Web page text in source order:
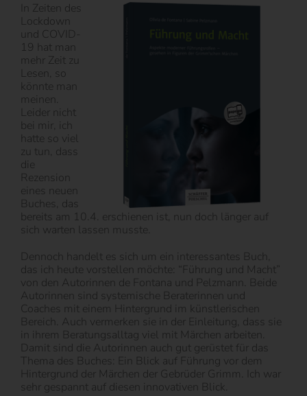
In Zeiten des
Lockdown
und COVID-
19 hat man
mehr Zeit zu
Lesen, so
könnte man
meinen.
Leider nicht
bei mir, ich
hatte so viel
zu tun, dass
die
Rezension
eines neuen
Buches, das
bereits am 10.4. erschienen ist, nun doch länger auf
sich warten lassen musste.
Dennoch handelt es sich um ein interessantes Buch,
das ich heute vorstellen möchte: “Führung und Macht”
von den Autorinnen de Fontana und Pelzmann. Beide
Autorinnen sind systemische Beraterinnen und
Coaches mit einem Hintergrund im künstlerischen
Bereich. Auch vermerken sie in der Einleitung, dass sie
in ihrem Beratungsalltag viel mit Märchen arbeiten.
Damit sind die Autorinnen auch gut gerüstet für das
Thema des Buches: Ein Blick auf Führung vor dem
Hintergrund der Märchen der Gebrüder Grimm. Ich war
sehr gespannt auf diesen innovativen Blick.